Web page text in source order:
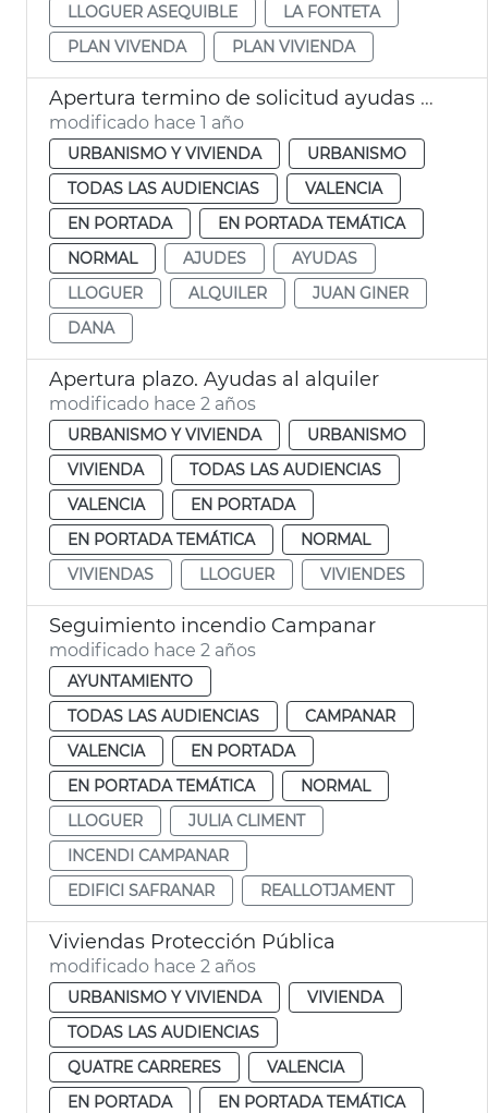
LLOGUER ASEQUIBLE
LA FONTETA
PLAN VIVENDA
PLAN VIVIENDA
Apertura termino de solicitud ayudas alquiler
modificado hace 1 año
URBANISMO Y VIVIENDA
URBANISMO
TODAS LAS AUDIENCIAS
VALENCIA
EN PORTADA
EN PORTADA TEMÁTICA
NORMAL
AJUDES
AYUDAS
LLOGUER
ALQUILER
JUAN GINER
DANA
Apertura plazo. Ayudas al alquiler
modificado hace 2 años
URBANISMO Y VIVIENDA
URBANISMO
VIVIENDA
TODAS LAS AUDIENCIAS
VALENCIA
EN PORTADA
EN PORTADA TEMÁTICA
NORMAL
VIVIENDAS
LLOGUER VIVIENDES
Seguimiento incendio Campanar
modificado hace 2 años
AYUNTAMIENTO
TODAS LAS AUDIENCIAS
CAMPANAR
VALENCIA
EN PORTADA
EN PORTADA TEMÁTICA
NORMAL
LLOGUER
JULIA CLIMENT
INCENDI CAMPANAR
EDIFICI SAFRANAR
REALLOTJAMENT
Viviendas Protección Pública
modificado hace 2 años
URBANISMO Y VIVIENDA
VIVIENDA
TODAS LAS AUDIENCIAS
QUATRE CARRERES
VALENCIA
EN PORTADA
EN PORTADA TEMÁTICA